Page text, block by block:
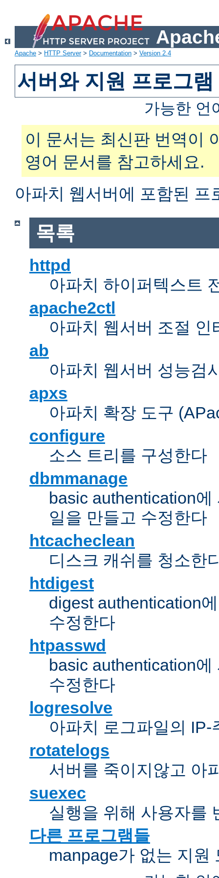
Apache > HTTP Server> Documentation > Version 2.4
서버와 지원 프로그램
가능한 언
이 문서는 최신판 번역이
영어 문서를 참고하세요.
아파치 웹서버에 포함된 프
목록
httpd
아파치 하이퍼텍스트
apache2ctl
아파치 웹서버 조절 인
ab
아파치 웹서버 성능검
apxs
아파치 확장 도구
configure
소스 트리를 구성한다
dbmmanage
basic authentication
일을 만들고 수정한다
htcacheclean
디스크 캐쉬를 청소한
htdigest
digest authentication
수정한다
htpasswd
basic authentication
수정한다
logresolve
아파치 로그파일의
rotatelogs
서버를 죽이지않고 아
suexec
실행을 위해 사용자를
다른 프로그램들
manpage가 없는 지원